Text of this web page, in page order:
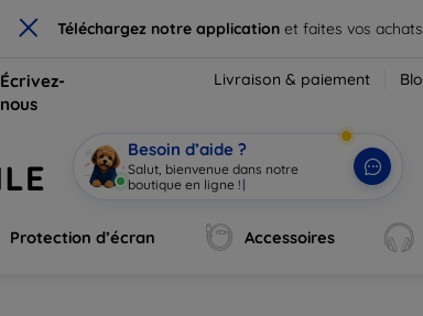
× Téléchargez notre application et faites vos
Écrivez-
nous
Livraison & paiement
Besoin d’aide ?
Salut, bienvenue dans notre
boutique en ligne ! |
Protection d’écran Accessoires